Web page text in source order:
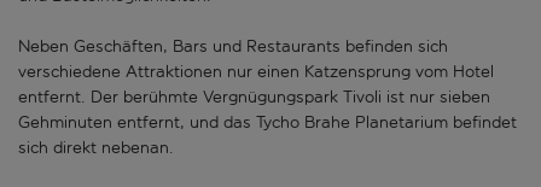
Neben Geschäften, Bars und Restaurants befinden sich
verschiedene Attraktionen nur einen Katzensprung vom Hotel
entfernt. Der berühmte Vergnügungspark Tivoli ist nur sieben
Gehminuten entfernt, und das Tycho Brahe Planetarium befindet
sich direkt nebenan.